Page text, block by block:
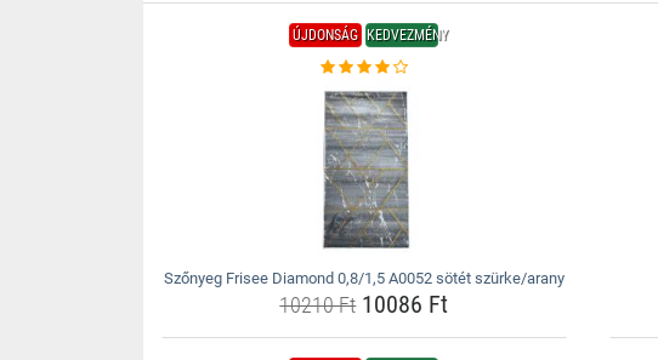
ÚJDONSÁG KEDVEZMÉNY
Szőnyeg Frisee Diamond 0,8/1,5 A0052 sötét szürke/arany
10210 Ft10086 Ft